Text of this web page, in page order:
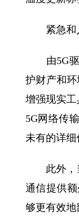
紧急和
由5G驱
护财产和
增强现实
5G网络传
未有的详细
此外，当
通信提供
够更有效地